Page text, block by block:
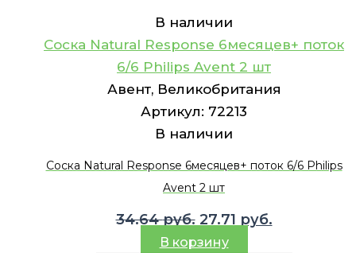
В наличии
Соска Natural Response 6месяцев+ поток
6/6 Philips Avent 2 шт
Авент, Великобритания
Артикул: 72213
В наличии
Соска Natural Response 6месяцев+ поток 6/6 Philips
Avent 2 шт
34.64руб. Первоначальная
цена
27.71 руб.Текущая
В корзину